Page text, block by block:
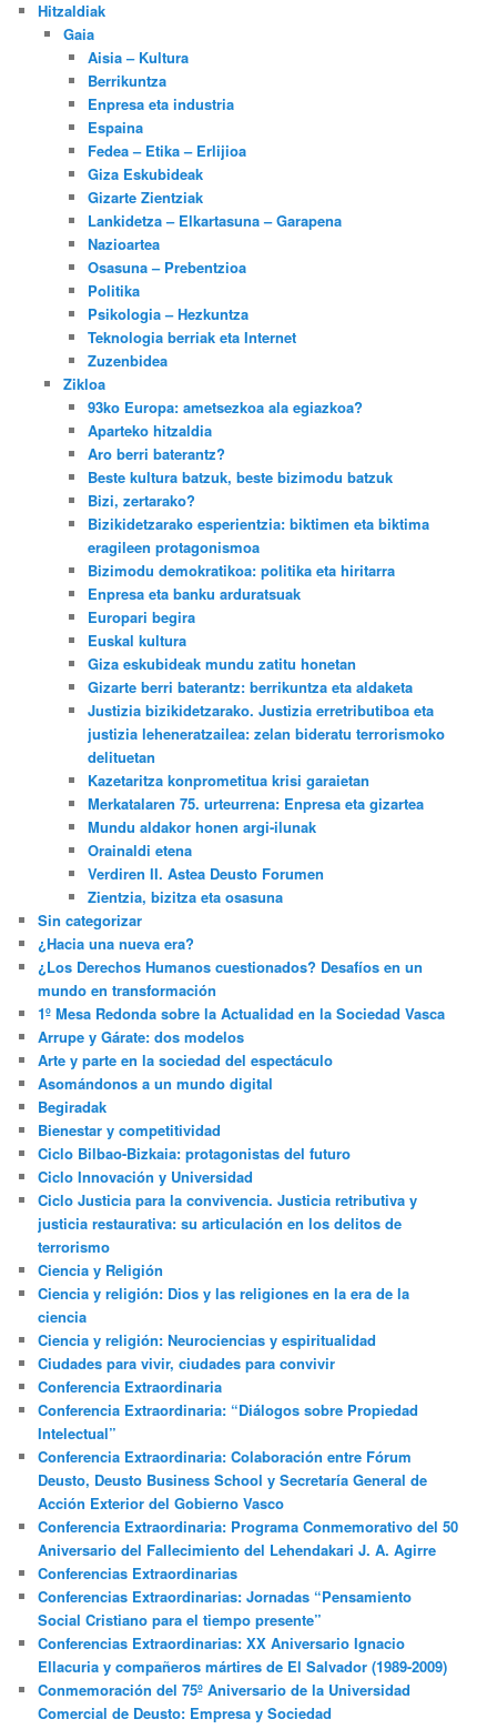
Hitzaldiak
Gaia
Aisia – Kultura
Berrikuntza
Enpresa eta industria
Espaina
Fedea – Etika – Erlijioa
Giza Eskubideak
Gizarte Zientziak
Lankidetza – Elkartasuna – Garapena
Nazioartea
Osasuna – Prebentzioa
Politika
Psikologia – Hezkuntza
Teknologia berriak eta Internet
Zuzenbidea
Zikloa
93ko Europa: ametsezkoa ala egiazkoa?
Aparteko hitzaldia
Aro berri baterantz?
Beste kultura batzuk, beste bizimodu batzuk
Bizi, zertarako?
Bizikidetzarako esperientzia: biktimen eta biktima
eragileen protagonismoa
Bizimodu demokratikoa: politika eta hiritarra
Enpresa eta banku arduratsuak
Europari begira
Euskal kultura
Giza eskubideak mundu zatitu honetan
Gizarte berri baterantz: berrikuntza eta aldaketa
Justizia bizikidetzarako. Justizia erretributiboa eta
justizia leheneratzailea: zelan bideratu terrorismoko
delituetan
Kazetaritza konprometitua krisi garaietan
Merkatalaren 75. urteurrena: Enpresa eta gizartea
Mundu aldakor honen argi-ilunak
Orainaldi etena
Verdiren II. Astea Deusto Forumen
Zientzia, bizitza eta osasuna
Sin categorizar
¿Hacia una nueva era?
¿Los Derechos Humanos cuestionados? Desafíos en un
mundo en transformación
1º Mesa Redonda sobre la Actualidad en la Sociedad Vasca
Arrupe y Gárate: dos modelos
Arte y parte en la sociedad del espectáculo
Asomándonos a un mundo digital
Begiradak
Bienestar y competitividad
Ciclo Bilbao-Bizkaia: protagonistas del futuro
Ciclo Innovación y Universidad
Ciclo Justicia para la convivencia. Justicia retributiva y
justicia restaurativa: su articulación en los delitos de
terrorismo
Ciencia y Religión
Ciencia y religión: Dios y las religiones en la era de la
ciencia
Ciencia y religión: Neurociencias y espiritualidad
Ciudades para vivir, ciudades para convivir
Conferencia Extraordinaria
Conferencia Extraordinaria: “Diálogos sobre Propiedad
Intelectual”
Conferencia Extraordinaria: Colaboración entre Fórum
Deusto, Deusto Business School y Secretaría General de
Acción Exterior del Gobierno Vasco
Conferencia Extraordinaria: Programa Conmemorativo del 50
Aniversario del Fallecimiento del Lehendakari J. A. Agirre
Conferencias Extraordinarias
Conferencias Extraordinarias: Jornadas “Pensamiento
Social Cristiano para el tiempo presente”
Conferencias Extraordinarias: XX Aniversario Ignacio
Ellacuria y compañeros mártires de El Salvador (1989-2009)
Conmemoración del 75º Aniversario de la Universidad
Comercial de Deusto: Empresa y Sociedad